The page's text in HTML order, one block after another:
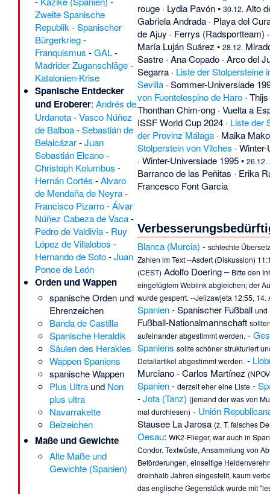
Zweite Spanische
Republik -Spanischer
Bürgerkrieg-
Franquismus -GAL-
Madrider Zuganschläge-
Katalonien-Krise
Spanische Entdecker
und Eroberer: Andrés de
Urdaneta-Vasco Núñez
de Balboa-Sebastián de
Belalcázar-Juan
Sebastián Elcano-
Christoph Kolumbus -
Hernán Cortés -Alvaro
de Mendaña de Neyra-
Francisco Pizarro-Álvar
Núñez Cabeza de Vaca-
Pedro de Valdivia- Ruy
López de Villalobos -
Hernando de Soto-Juan
Ponce de León
Orden und Wappen
spanische Orden und
Ehrenzeichen
Banda de Castilla
Spanische Heraldik
Säulen des Herakles
Wappen Spaniens
spanische Wappen
Plus Ultra und Non
plus ultra
Navarrakette
Beizeichen
Maße und Gewichte
Alte Maße und
Gewichte (Spanien)
rouge · Lydia Pavón•30.12. Alto
Gabriela Andrada · Playa del
de Ajuy · Ferrys (Radsportteam)
María Luján Suárez •28.12.
Sastre ·Ana Copado ·Arco del
Segarra · Liste der Stolpersteine
Sevilla ·Sommer-Universiade
von Fuentelespino de Haro ·
Thonthan Chim-ong ·Vuelta a
ISSF World Cup 2024 · Liste der
der Provinz Málaga · Maika
Stolperstein von Vilches ·
·Winter-Universiade 1995•26.12.
Barranco de las Peñitas · Erika
Francesco Font Garcia
Blanca (Murcia) -schlechte
Zahlen im Text --Asdert (Diskussion)
(CEST) Adolfo Doering– Bitte den
eingefügtem Weblink abgleichen; der
wurde gesperrt. --Jelizawjeta 12:55, 14.
Spanien-Spanischer Fußball und
Fußball-Nationalmannschaft
aufeinander abgestimmt werden. -
Spaniens sollte schöner strukturiert
Detailartikel abgestimmt werden. -
Murciano-Carlos Martínez
Spanien-derzeit eher eine Liste -
-Jota (Tanz) (jemand der was von
mal durchlesen) - Unión
Stausee La Jarosa (z. T. falsches
Oesau:WK2-Flieger, war auch in
Condor. Textwüste, Ansammlung von
Beförderungen, einseitige
dreinhalb Jahren eingestellt, kaum
das englische Gegenstück wurde mit